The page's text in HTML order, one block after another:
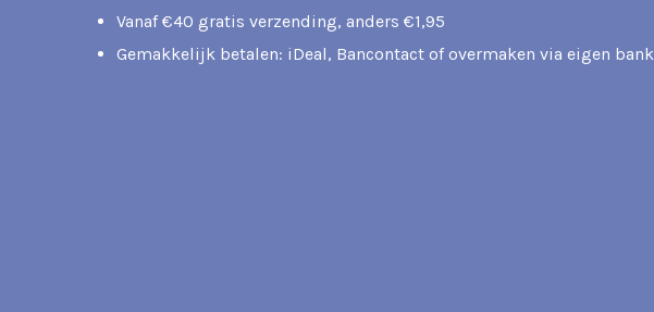
Vanaf €40 gratis verzending, anders €1,95
Gemakkelijk betalen: iDeal, Bancontact of overmaken via eigen bank